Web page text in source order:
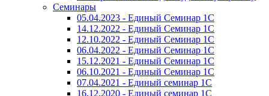
Семинары
05.04.2023 - Единый Семинар 1С
14.12.2022 - Единый Семинар 1С
12.10.2022 - Единый Семинар 1С
06.04.2022 - Единый Семинар 1С
15.12.2021 - Единый Семинар 1С
06.10.2021 - Единый Семинар 1С
07.04.2021 - Единый семинар 1С
16.12.2020 - Единый семинар 1С